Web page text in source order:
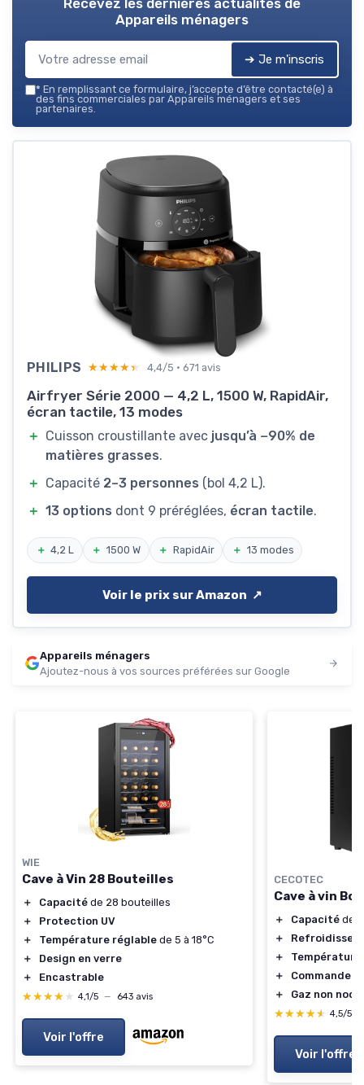
Appareils ménagers
➔ Je m'inscris
* En remplissant ce formulaire, j’accepte d’être contacté(e) à
des fins commerciales par Appareils ménagers et ses
partenaires.
PHILIPS ★★★★★
★★★★★ 4,4/5 · 671 avis
Airfryer Série 2000 — 4,2 L, 1500 W, RapidAir,
écran tactile, 13 modes
＋ Cuisson croustillante avec jusqu’à −90% de
matières grasses.
＋ Capacité 2–3 personnes (bol 4,2 L).
＋ 13 options dont 9 préréglées, écran tactile.
＋ 4,2 L ＋ 1500 W ＋ RapidAir ＋ 13 modes
Voir le prix sur Amazon ↗️
Appareils ménagers
Ajoutez-nous à vos sources préférées sur Google
WIE
Cave à Vin 28 Bouteilles
＋ Capacité de 28 bouteilles
＋
Protection UV
＋
Température réglable de 5 à 18°C
＋
Design en verre
＋
Encastrable
★★★★★
★★★★★ 4,1/5 — 643 avis
Voir l'offre
CECOTEC
Cave à vin
＋ Capacité de
＋
＋
＋
Commande
＋
Gaz non nocif
★★★★★
★★★★★ 4,5/5
Voir l'offre